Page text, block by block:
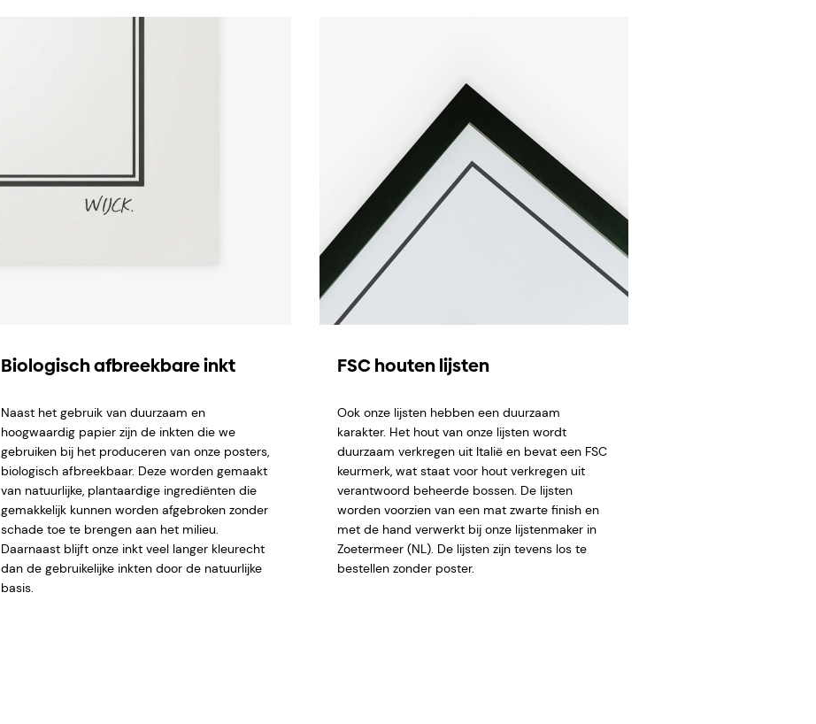
Biologisch afbreekbare inkt
Naast het gebruik van duurzaam en
hoogwaardig papier zijn de inkten die we
gebruiken bij het produceren van onze posters,
biologisch afbreekbaar. Deze worden gemaakt
van natuurlijke, plantaardige ingrediënten die
gemakkelijk kunnen worden afgebroken zonder
schade toe te brengen aan het milieu.
Daarnaast blijft onze inkt veel langer kleurecht
dan de gebruikelijke inkten door de natuurlijke
basis.
FSC houten lijsten
Ook onze lijsten hebben een duurzaam
karakter. Het hout van onze lijsten wordt
duurzaam verkregen uit Italië en bevat een FSC
keurmerk, wat staat voor hout verkregen uit
verantwoord beheerde bossen. De lijsten
worden voorzien van een mat zwarte finish en
met de hand verwerkt bij onze lijstenmaker in
Zoetermeer (NL). De lijsten zijn tevens los te
bestellen zonder poster.